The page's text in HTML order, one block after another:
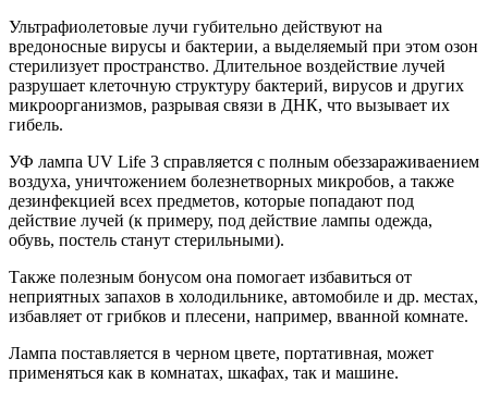
Ультрафиолетовые лучи губительно действуют на
вредоносные вирусы и бактерии, а выделяемый при этом озон
стерилизует пространство. Длительное воздействие лучей
разрушает клеточную структуру бактерий, вирусов и других
микроорганизмов, разрывая связи в ДНК, что вызывает их
гибель.
УФ лампа UV Life 3 справляется с полным обеззараживаением
воздуха, уничтожением болезнетворных микробов, а также
дезинфекцией всех предметов, которые попадают под
действие лучей (к примеру, под действие лампы одежда,
обувь, постель станут стерильными).
Также полезным бонусом она помогает избавиться от
неприятных запахов в холодильнике, автомобиле и др. местах,
избавляет от грибков и плесени, например, вванной комнате.
Лампа поставляется в черном цвете, портативная, может
применяться как в комнатах, шкафах, так и машине.